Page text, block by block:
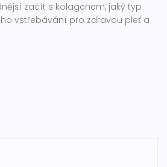
začít s kolagenem, jaký typ
vstřebávání pro zdravou pleť a